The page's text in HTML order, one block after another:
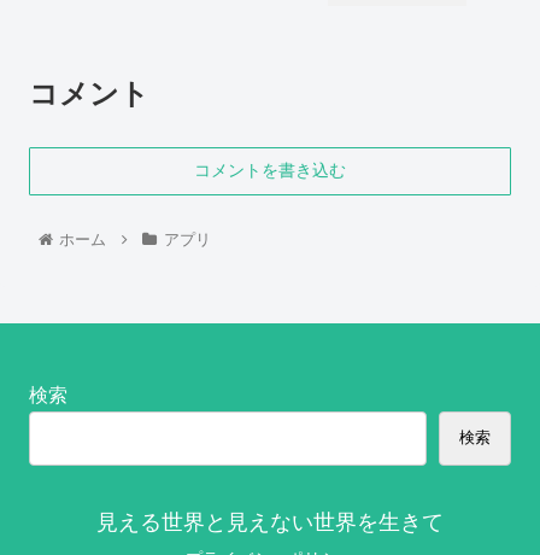
コメント
コメントを書き込む
ホーム アプリ
検索
検索
見える世界と見えない世界を生きて